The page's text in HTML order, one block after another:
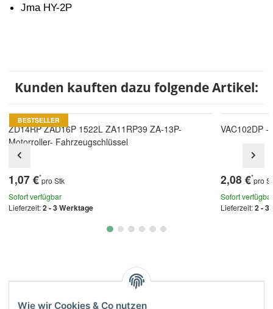
Jma HY-2P
Kunden kauften dazu folgende Artikel:
BESTSELLER
ZD14RP ZAD16P 1522L ZA11RP39 ZA-13P-
Motorroller- Fahrzeugschlüssel
1,07 €*pro Stk
Sofort verfügbar
Lieferzeit:2 - 3 Werktage
VAC102DP -
2,08 €*pro
Sofort verfügbar
Lieferzeit:2 - 3
Wie wir Cookies & Co nutzen